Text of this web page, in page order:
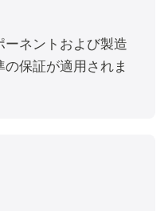
ネントおよび製造
保証が適用されま